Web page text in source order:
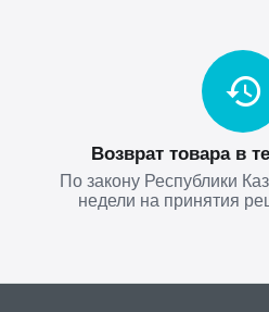
Возврат товара в
По закону Республики
недели на принятия